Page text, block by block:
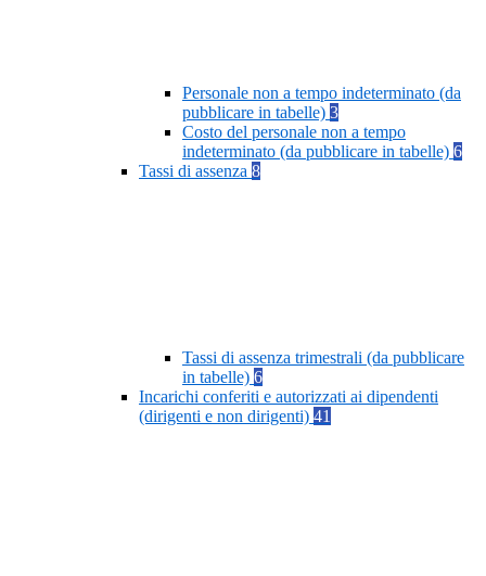
Personale non a tempo indeterminato (da
pubblicare in tabelle) 3
Costo del personale non a tempo
indeterminato (da pubblicare in tabelle) 6
Tassi di assenza 8
Tassi di assenza trimestrali (da pubblicare
in tabelle) 6
Incarichi conferiti e autorizzati ai dipendenti
(dirigenti e non dirigenti) 41